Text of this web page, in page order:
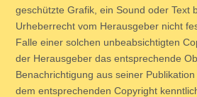
geschützte Grafik, ein Sound oder Text
Urheberrecht vom Herausgeber nicht
Falle einer solchen unbeabsichtigten
der Herausgeber das entsprechende
Benachrichtigung aus seiner
dem entsprechenden Copyright